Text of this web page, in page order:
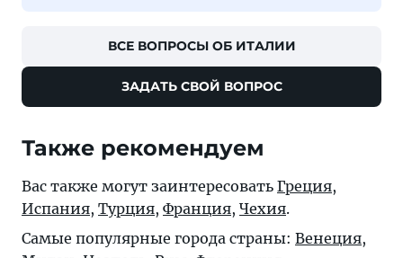
ВСЕ ВОПРОСЫ ОБ ИТАЛИИ
ЗАДАТЬ СВОЙ ВОПРОС
Также рекомендуем
Вас также могут заинтересовать Греция,
Испания, Турция, Франция, Чехия.
Самые популярные города страны: Венеция,